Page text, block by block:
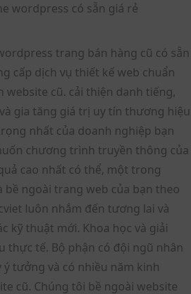
wordpress có sẵn giá rẻ
trang bán hàng cũ có sẵn
cấp dịch vụ thiết kế web chuẩn
website cũ. cải thiện danh tiếng,
gia tăng giá trị uy tín thương hiệu
nhất của doanh nghiệp bạn
chương trình truyền thông của
cao nhất có thể, một trong
ngoài trang web của bạn theo
luôn nhắm đến tương lai và
kỹ thuật mới. Khoa học và giải
thực tế. Bộ phận có đội ngũ nhân
tưởng và có nhiều năm kinh
cũ. Chúng tôi bề ngoài website